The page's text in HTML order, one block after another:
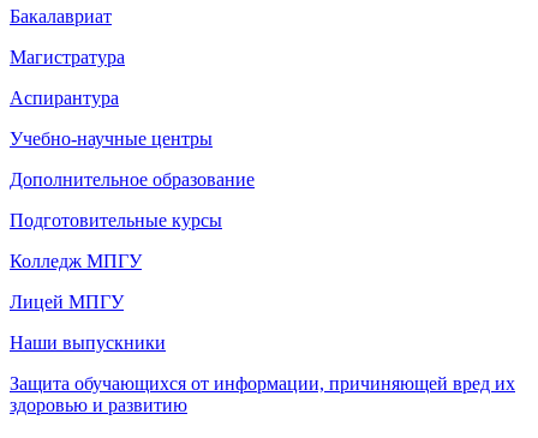
Бакалавриат
Магистратура
Аспирантура
Учебно-научные центры
Дополнительное образование
Подготовительные курсы
Колледж МПГУ
Лицей МПГУ
Наши выпускники
Защита обучающихся от информации, причиняющей вред их
здоровью и развитию